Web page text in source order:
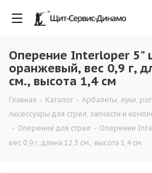
Оперение Interloper 5"
оранжевый, вес 0,9 г,
см., высота 1,4 см
Главная - Каталог - Арбалеты, луки,
Аксессуары для стрел, запчасти и
- Оперение для стрел - Оперение
вес 0,9 г, длина 12,5 см., высота 1,4 см